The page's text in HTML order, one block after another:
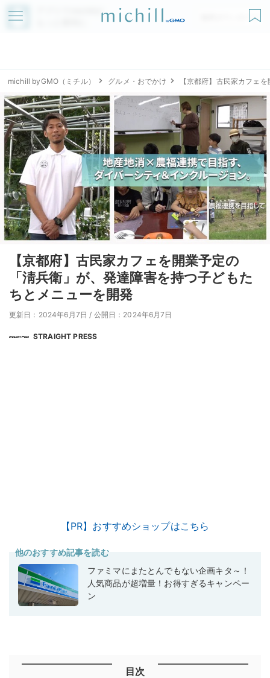
アプリでmichillが
無料ダウンロード
michill byGMO（ミチル） グルメ・おでかけ 【京都府】古民家カフェ
【京都府】古民家カフェを開業予定の
「淸兵衛」が、発達障害を持つ子どもた
ちとメニューを開発
更新日：2024年6月7日 / 公開日：2024年6月7日
STRAIGHT PRESS
【PR】おすすめショップはこちら
他のおすすめ記事を読む
ファミマにまたとんでもない企画キタ～！
人気商品が超増量！お得すぎるキャンペー
ン
目次